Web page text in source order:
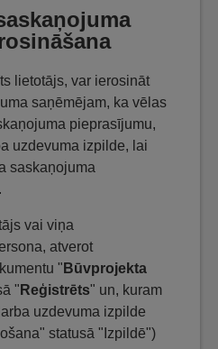
lietotājs, var ierosināt
saņēmējam, ka vēlas
pieprasījumu,
uzdevuma izpilde, lai
saskaņojuma
vai viņa
atverot
" Būvprojekta
" Reģistrēts" un, kuram
uzdevuma izpilde
statusā "Izpildē")